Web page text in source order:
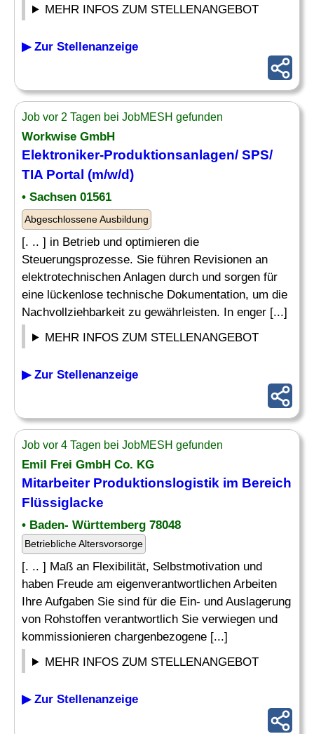
MEHR INFOS ZUM STELLENANGEBOT
▶ Zur Stellenanzeige
Job vor 2 Tagen bei JobMESH gefunden
Workwise GmbH
Elektroniker-Produktionsanlagen/ SPS/
TIA Portal (m/w/d)
• Sachsen 01561
Abgeschlossene Ausbildung
[. .. ] in Betrieb und optimieren die
Steuerungsprozesse. Sie führen Revisionen an
elektrotechnischen Anlagen durch und sorgen für
eine lückenlose technische Dokumentation, um die
Nachvollziehbarkeit zu gewährleisten. In enger [...]
MEHR INFOS ZUM STELLENANGEBOT
▶ Zur Stellenanzeige
Job vor 4 Tagen bei JobMESH gefunden
Emil Frei GmbH Co. KG
Mitarbeiter Produktionslogistik im Bereich
Flüssiglacke
• Baden- Württemberg 78048
Betriebliche Altersvorsorge
[. .. ] Maß an Flexibilität, Selbstmotivation und
haben Freude am eigenverantwortlichen Arbeiten
Ihre Aufgaben Sie sind für die Ein- und Auslagerung
von Rohstoffen verantwortlich Sie verwiegen und
kommissionieren chargenbezogene [...]
MEHR INFOS ZUM STELLENANGEBOT
▶ Zur Stellenanzeige